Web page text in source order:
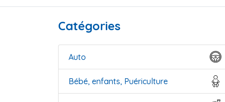
Catégories
Auto
Bébé, enfants, Puériculture